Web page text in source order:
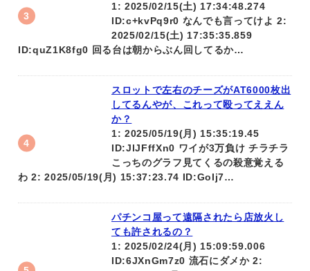
1: 2025/02/15(土) 17:34:48.274
ID:c+kvPq9r0 なんでも言ってけよ 2:
2025/02/15(土) 17:35:35.859
ID:quZ1K8fg0 回る台は朝からぶん回してるか…
スロットで左右のチーズがAT6000枚出
してるんやが、これって殴ってええん
か？
1: 2025/05/19(月) 15:35:19.45
ID:JlJFffXn0 ワイが3万負け チラチラ
こっちのグラフ見てくるの殺意覚える
わ 2: 2025/05/19(月) 15:37:23.74 ID:GoIj7…
パチンコ屋って遠隔されたら店放火し
ても許されるの？
1: 2025/02/24(月) 15:09:59.006
ID:6JXnGm7z0 流石にダメか 2: